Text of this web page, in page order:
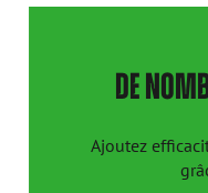
DE
Ajoutez